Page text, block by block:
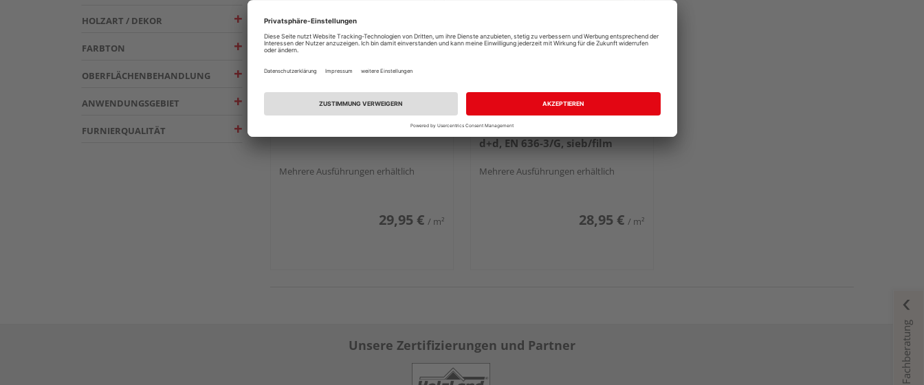
HOLZART / DEKOR
FARBTON
OBERFLÄCHENBEHANDLUNG
ANWENDUNGSGEBIET
FURNIERQUALITÄT 3-Schichtplatte Fichte, C+/C
Mehrere Ausführungen erhältlich
29,95 € / m²
Siebdruckplatte Eukalyptus
d+d, EN 636-3/G, sieb/film
Mehrere Ausführungen erhältlich
28,95 € / m²
Fachberatung
Unsere Zertifizierungen und Partner